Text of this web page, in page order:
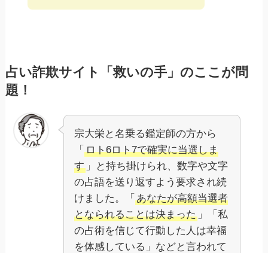
占い詐欺サイト「救いの手」のここが問
題！
宗大栄と名乗る鑑定師の方から
「ロト6ロト7で確実に当選しま
す 」と持ち掛けられ、数字や文字
の占語を送り返すよう要求され続
けました。「あなたが高額当選者
となられることは決まった 」「私
の占術を信じて行動した人は幸福
を体感している」などと言われて